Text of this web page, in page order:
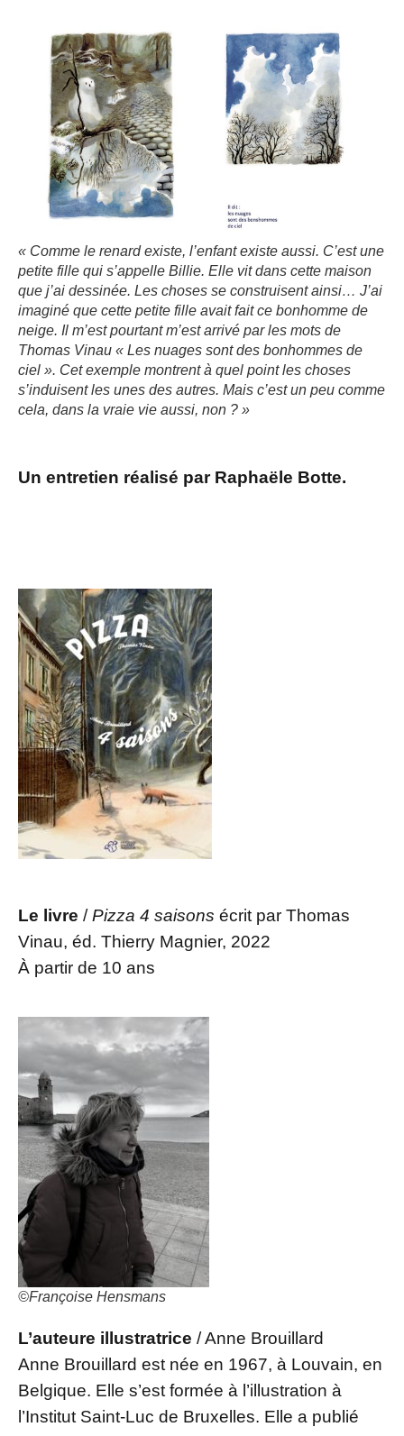
« Comme le renard existe, l’enfant existe aussi. C’est une
petite fille qui s’appelle Billie. Elle vit dans cette maison
que j’ai dessinée. Les choses se construisent ainsi… J’ai
imaginé que cette petite fille avait fait ce bonhomme de
neige. Il m’est pourtant m’est arrivé par les mots de
Thomas Vinau « Les nuages sont des bonhommes de
ciel ». Cet exemple montrent à quel point les choses
s’induisent les unes des autres. Mais c’est un peu comme
cela, dans la vraie vie aussi, non ? »
Un entretien réalisé par Raphaële Botte.
Le livre /Pizza 4 saisons écrit par Thomas
Vinau, éd. Thierry Magnier, 2022
À partir de 10 ans
©Françoise Hensmans
L’auteure illustratrice / Anne Brouillard
Anne Brouillard est née en 1967, à Louvain, en
Belgique. Elle s’est formée à l’illustration à
l’Institut Saint-Luc de Bruxelles. Elle a publié